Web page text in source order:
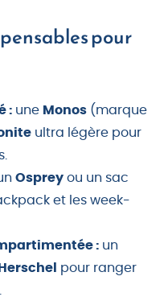
pour
: une Monos (marque
ultra légère pour
Osprey ou un sac
et les week-
: un
Herschel
pour ranger